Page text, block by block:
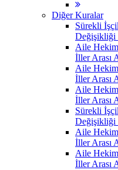
Diğer Kuralar
Sürekli
Değişikliği
Aile
İller Arası
Aile
İller Arası
Aile
İller Arası
Sürekli
Değişikliği
Aile
İller Arası
Aile
İller Arası